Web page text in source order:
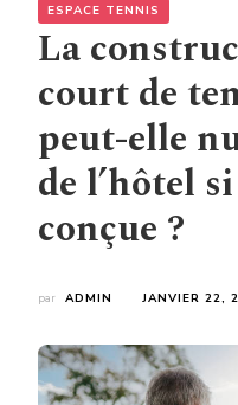
ESPACE TENNIS
La
court de
peut-elle
de l’hôtel
conçue ?
par ADMIN JANVIER 22,